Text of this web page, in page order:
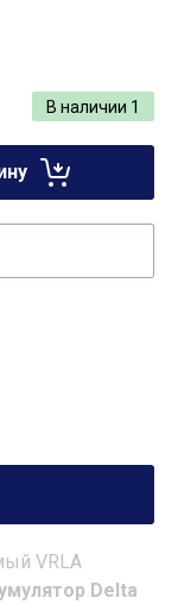
В наличии 1
VRLA
Delta